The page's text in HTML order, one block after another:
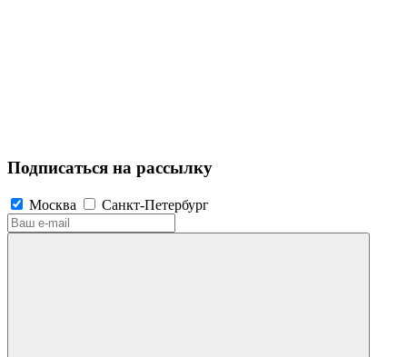
Подписаться на рассылку
Москва Санкт-Петербург